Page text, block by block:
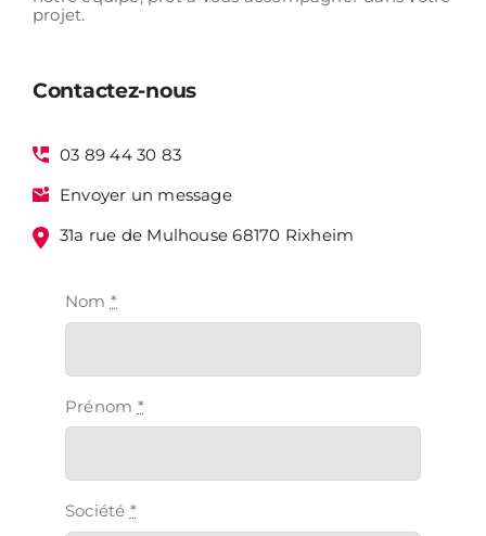
projet.
Contactez-nous
03 89 44 30 83
Envoyer un message
31a rue de Mulhouse 68170 Rixheim
Nom *
Prénom *
Société *